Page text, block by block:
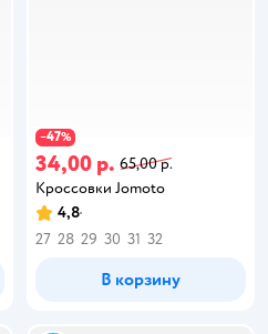
−47%
34,00 р. 65,00 р.
Кроссовки Jomoto
4,8
27 28 29 30 31 32
В корзину